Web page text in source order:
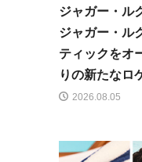
ジャガー・ル
ジャガー・ル
ティックをオ
りの新たなロ
2026.08.05